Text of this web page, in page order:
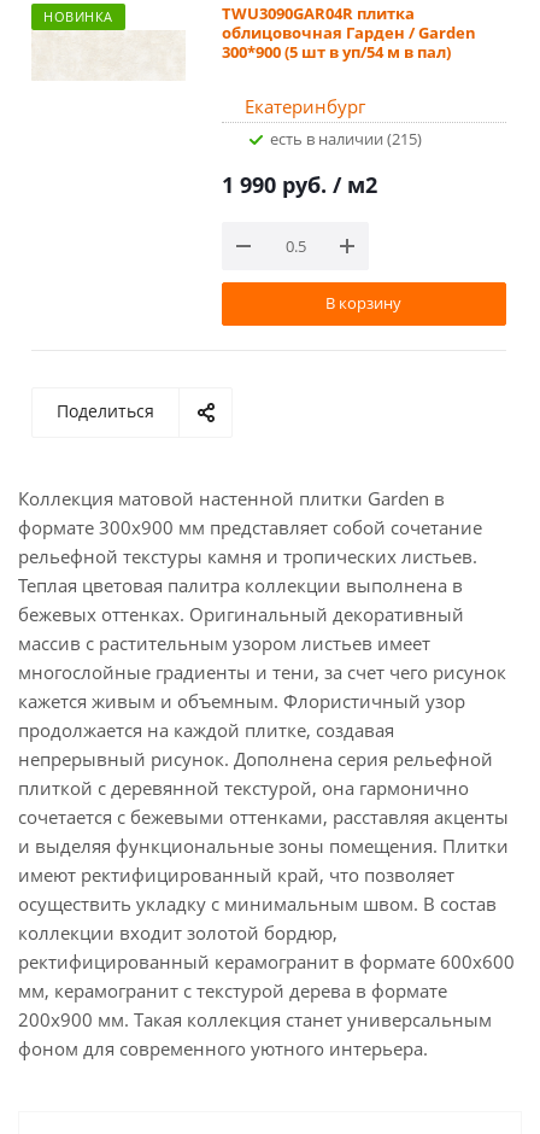
НОВИНКА
TWU3090GAR04R плитка
облицовочная Гарден / Garden
300*900 (5 шт в уп/54 м в пал)
Екатеринбург
Есть в наличии (215)
1 990 руб. / м2
В корзину
Поделиться
Коллекция матовой настенной плитки Garden в
формате 300x900 мм представляет собой сочетание
рельефной текстуры камня и тропических листьев.
Теплая цветовая палитра коллекции выполнена в
бежевых оттенках. Оригинальный декоративный
массив с растительным узором листьев имеет
многослойные градиенты и тени, за счет чего рисунок
кажется живым и объемным. Флористичный узор
продолжается на каждой плитке, создавая
непрерывный рисунок. Дополнена серия рельефной
плиткой с деревянной текстурой, она гармонично
сочетается с бежевыми оттенками, расставляя акценты
и выделяя функциональные зоны помещения. Плитки
имеют ректифицированный край, что позволяет
осуществить укладку с минимальным швом. В состав
коллекции входит золотой бордюр,
ректифицированный керамогранит в формате 600x600
мм, керамогранит с текстурой дерева в формате
200x900 мм. Такая коллекция станет универсальным
фоном для современного уютного интерьера.